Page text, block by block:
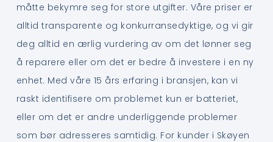
måtte bekymre seg for store utgifter. Våre priser er
alltid transparente og konkurransedyktige, og vi gir
deg alltid en ærlig vurdering av om det lønner seg
å reparere eller om det er bedre å investere i en ny
enhet. Med våre 15 års erfaring i bransjen, kan vi
raskt identifisere om problemet kun er batteriet,
eller om det er andre underliggende problemer
som bør adresseres samtidig. For kunder i Skøyen